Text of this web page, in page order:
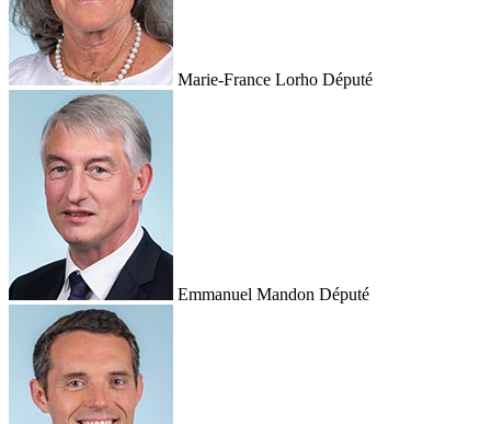
Marie-France Lorho Député
Emmanuel Mandon Député